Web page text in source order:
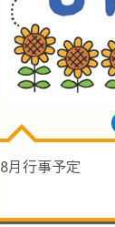
8月行事予定